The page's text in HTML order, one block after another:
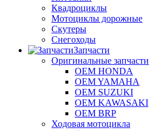
Квадроциклы
Мотоциклы дорожные
Скутеры
Снегоходы
Запчасти
Оригинальные запчасти
OEM HONDA
OEM YAMAHA
OEM SUZUKI
OEM KAWASAKI
OEM BRP
Ходовая мотоцикла